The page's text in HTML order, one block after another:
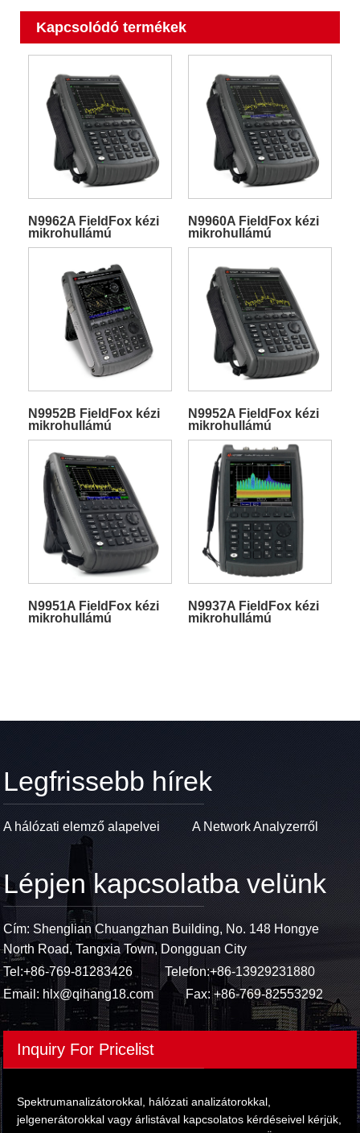
Kapcsolódó termékek
N9962A FieldFox kézi
mikrohullámú
spektrumanalizátor
N9960A FieldFox kézi
mikrohullámú
spektrumanalizátor
N9952B FieldFox kézi
mikrohullámú
spektrumanalizátor
N9952A FieldFox kézi
mikrohullámú
spektrumanalizátor
N9951A FieldFox kézi
mikrohullámú
N9937A FieldFox kézi
mikrohullámú
Legfrissebb hírek
A hálózati elemző alapelvei A Network Analyzerről
Lépjen kapcsolatba velünk
Cím: Shenglian Chuangzhan Building, No. 148 Hongye
North Road, Tangxia Town, Dongguan City
Tel:+86-769-81283426 Telefon:+86-13929231880
Email: hlx@qihang18.com Fax: +86-769-82553292
Inquiry For Pricelist
Spektrumanalizátorokkal, hálózati analizátorokkal,
jelgenerátorokkal vagy árlistával kapcsolatos kérdéseivel kérjük,